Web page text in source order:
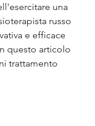
una
russo
e efficace
questo articolo
trattamento